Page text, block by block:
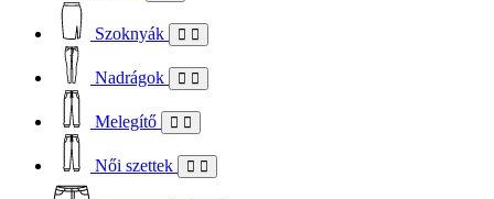
Szoknyák
Nadrágok
Melegítő
Női szettek